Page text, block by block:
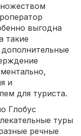
выгодна
такие
и
для туриста.
Глобус
туры
речные